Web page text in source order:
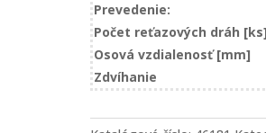
Prevedenie:
Počet reťazových dráh [ks]
Osová vzdialenosť [mm]
Zdvíhanie